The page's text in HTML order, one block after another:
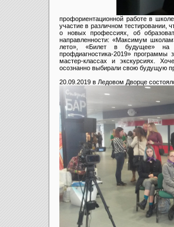
профориентационной работе в
участие в различном тестировании,
о новых профессиях, об
направленности: «Максимум
лето», «Билет в будущее» на
профдиагностика-2019»
мастер-классах и экскурсиях.
осознанно выбирали свою будущую
20.09.2019 в Ледовом Дворце